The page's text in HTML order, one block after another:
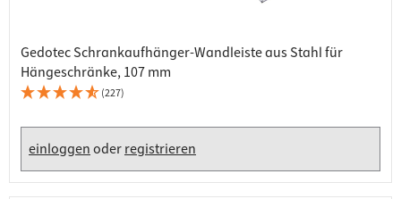
Gedotec Schrankaufhänger-Wandleiste aus Stahl für
Hängeschränke, 107 mm
(227)
einloggenoderregistrieren